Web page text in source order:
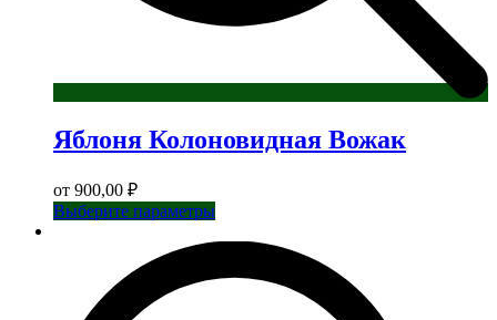
Яблоня Колоновидная Вожак
от 900,00 ₽
Выберите параметрыЭтот
вариаций.